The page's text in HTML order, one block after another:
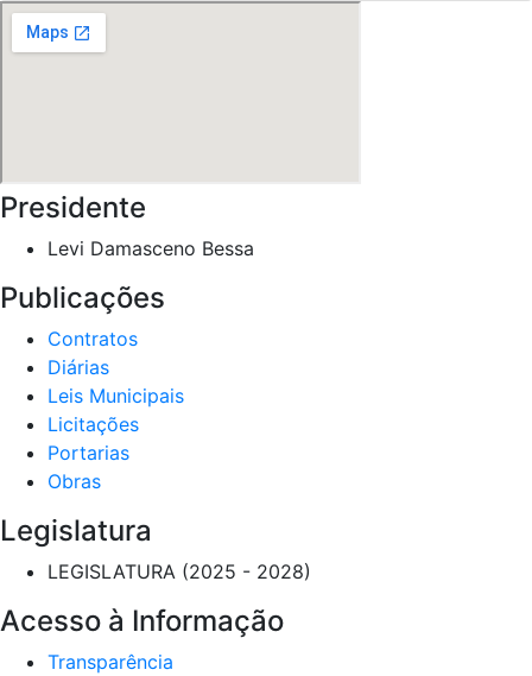
Presidente
Levi Damasceno Bessa
Publicações
Contratos
Diárias
Leis Municipais
Licitações
Portarias
Obras
Legislatura
LEGISLATURA (2025 - 2028)
Acesso à Informação
Transparência